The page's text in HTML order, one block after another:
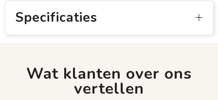
Specificaties
Wat klanten over ons
vertellen